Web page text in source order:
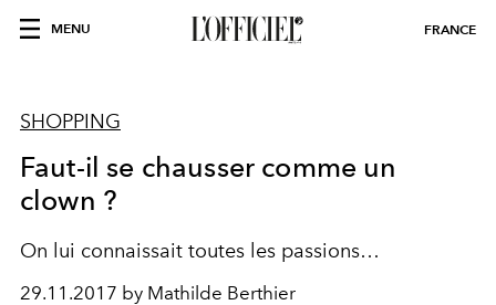
MENU FRANCE
SHOPPING
Faut-il se chausser comme un
clown ?
On lui connaissait toutes les passions…
29.11.2017 by Mathilde Berthier